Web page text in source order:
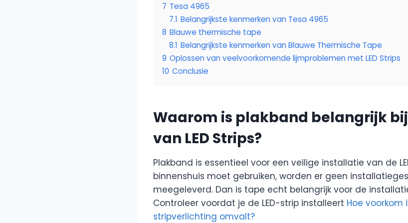
7 Tesa 4965
7.1 Belangrijkste kenmerken van Tesa 4965
8 Blauwe thermische tape
8.1 Belangrijkste kenmerken van Blauwe Thermische Tape
9 Oplossen van veelvoorkomende lijmproblemen met LED Strips
10 Conclusie
Waarom is plakband belangrijk
van LED Strips?
Plakband is essentieel voor een veilige installatie van de
binnenshuis moet gebruiken, worden er geen
meegeleverd. Dan is tape echt belangrijk voor de
Controleer voordat je de LED-strip installeert Hoe voorkom
stripverlichting omvalt?